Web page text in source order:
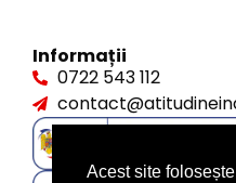
Informații
0722 543 112
Acest site